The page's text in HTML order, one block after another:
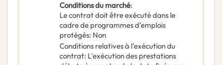
Conditions du marché:
Le contrat doit être exécuté dans le
cadre de programmes d’emplois
protégés: Non
Conditions relatives à l’exécution du
contrat: L'exécution des prestations